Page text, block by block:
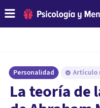
Personalidad Artículo
La teoría de